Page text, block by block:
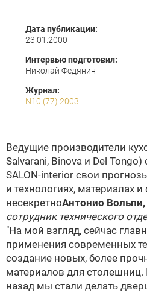
Дата публикации:
23.01.2000
Интервью подготовил:
Николай Федянин
Журнал:
N10 (77) 2003
Ведущие производители
Salvarani, Binova и Del
SALON-interior свои
и технологиях, материалах
несекретноАнтонио Вольпи,
сотрудник технического
"На мой взгляд, сейчас
применения современных
создание новых, более
материалов для
назад мы стали делать